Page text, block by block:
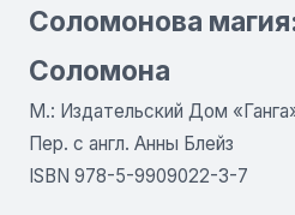
Соломонова
Соломона
М.: Издательский Дом
Пер. с англ. Анны Блейз
ISBN 978-5-9909022-3-7